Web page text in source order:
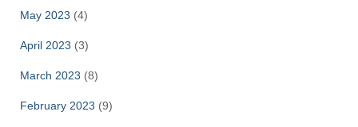
May 2023 (4)
April 2023 (3)
March 2023 (8)
February 2023 (9)